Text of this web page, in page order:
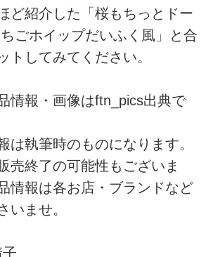
ど紹介した「桜もちっとドー
ごホイップだいふく風」と合
トしてみてください。
情報・画像はftn_pics出典で
は執筆時のものになります。
売終了の可能性もございま
情報は各お店・ブランドなど
いませ。